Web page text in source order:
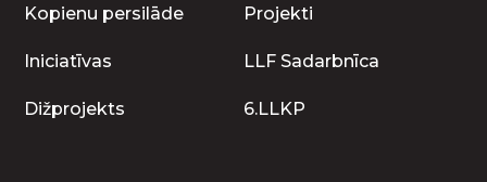
Kopienu persilāde Projekti
Iniciatīvas LLF Sadarbnīca
Dižprojekts 6.LLKP